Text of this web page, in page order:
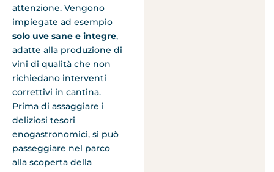
attenzione. Vengono
impiegate ad esempio
solo uve sane e integre,
adatte alla produzione di
vini di qualità che non
richiedano interventi
correttivi in cantina.
Prima di assaggiare i
deliziosi tesori
enogastronomici, si può
passeggiare nel parco
alla scoperta della